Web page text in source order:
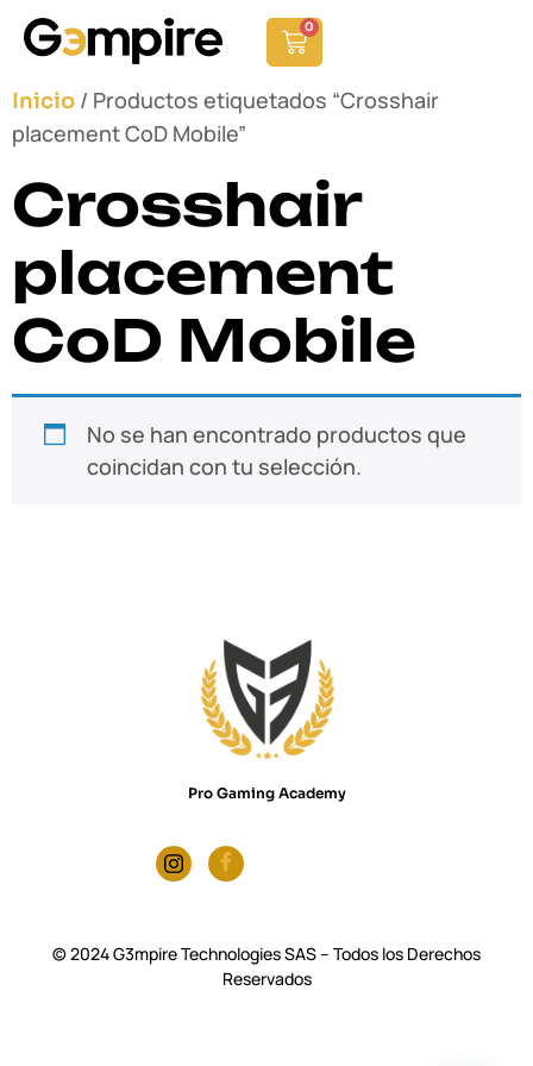
0
Inicio / Productos etiquetados “Crosshair
placement CoD Mobile”
Crosshair
placement
CoD Mobile
No se han encontrado productos que
coincidan con tu selección.
Pro Gaming Academy
© 2024 G3mpire Technologies SAS – Todos los Derechos
Reservados